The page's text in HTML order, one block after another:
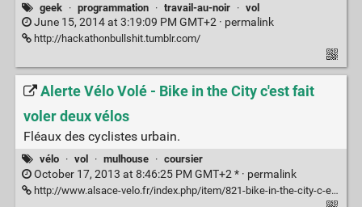
geek · programmation · travail-au-noir · vol
June 15, 2014 at 3:19:09 PM GMT+2 · permalink
http://hackathonbullshit.tumblr.com/
Alerte Vélo Volé - Bike in the City c'est fait
voler deux vélos
Fléaux des cyclistes urbain.
vélo · vol · mulhouse · coursier
October 17, 2013 at 8:46:25 PM GMT+2 * · permalink
http://www.alsace-velo.fr/index.php/item/821-bike-in-the-city-c-est-fait-voler-deux-velos